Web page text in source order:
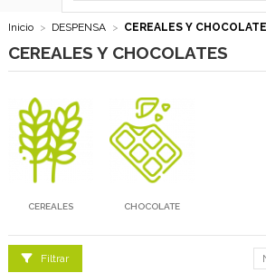
Inicio DESPENSA CEREALES Y
CEREALES Y CHOCOLATES
CEREALES CHOCOLATE
Filtrar